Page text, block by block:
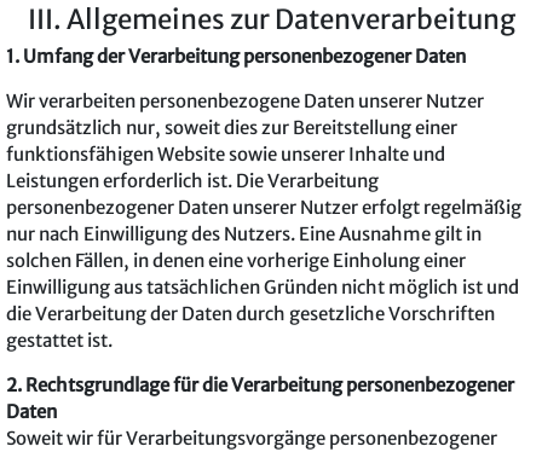
III. Allgemeines zur Datenverarbeitung
1. Umfang der Verarbeitung personenbezogener Daten
Wir verarbeiten personenbezogene Daten unserer Nutzer
grundsätzlich nur, soweit dies zur Bereitstellung einer
funktionsfähigen Website sowie unserer Inhalte und
Leistungen erforderlich ist. Die Verarbeitung
personenbezogener Daten unserer Nutzer erfolgt regelmäßig
nur nach Einwilligung des Nutzers. Eine Ausnahme gilt in
solchen Fällen, in denen eine vorherige Einholung einer
Einwilligung aus tatsächlichen Gründen nicht möglich ist und
die Verarbeitung der Daten durch gesetzliche Vorschriften
gestattet ist.
2. Rechtsgrundlage für die Verarbeitung personenbezogener
Daten
Soweit wir für Verarbeitungsvorgänge personenbezogener